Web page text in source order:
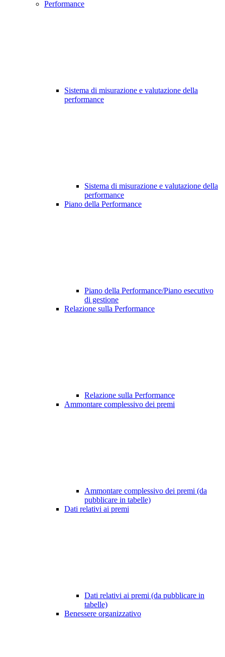
Performance
Sistema di misurazione e valutazione della
performance
Sistema di misurazione e valutazione della
performance
Piano della Performance
Piano della Performance/Piano esecutivo
di gestione
Relazione sulla Performance
Relazione sulla Performance
Ammontare complessivo dei premi
Ammontare complessivo dei premi (da
pubblicare in tabelle)
Dati relativi ai premi
Dati relativi ai premi (da pubblicare in
tabelle)
Benessere organizzativo